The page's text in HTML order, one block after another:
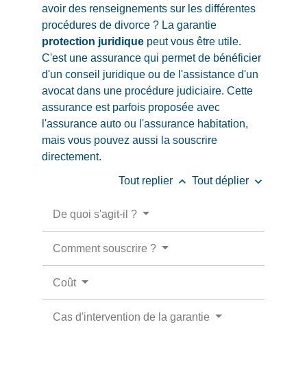
avoir des renseignements sur les différentes
procédures de divorce ? La garantie
protection juridique peut vous être utile.
C'est une assurance qui permet de bénéficier
d'un conseil juridique ou de l'assistance d'un
avocat dans une procédure judiciaire. Cette
assurance est parfois proposée avec
l'assurance auto ou l'assurance habitation,
mais vous pouvez aussi la souscrire
directement.
Tout replier keyboard_arrow_up Tout déplier keyboard_arrow_down
De quoi s'agit-il ?
Comment souscrire ?
Coût
Cas d'intervention de la garantie